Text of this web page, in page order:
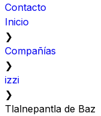
Contacto
Inicio
❯
Compañías
❯
izzi
❯
Tlalnepantla de Baz